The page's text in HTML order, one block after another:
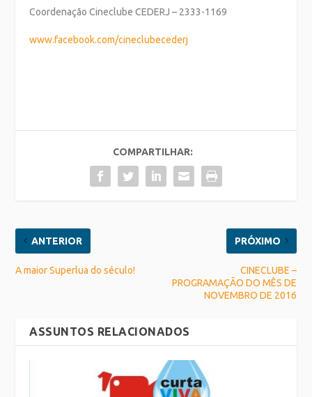
Coordenação Cineclube CEDERJ – 2333-1169
www.facebook.com/cineclubecederj
COMPARTILHAR:
ANTERIOR
A maior Superlua do século!
PRÓXIMO
CINECLUBE –
PROGRAMAÇÃO DO MÊS DE
NOVEMBRO DE 2016
ASSUNTOS RELACIONADOS